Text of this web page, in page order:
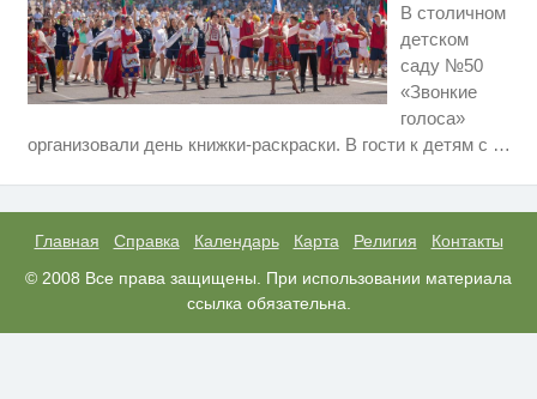
В столичном
детском
саду №50
«Звонкие
голоса»
организовали день книжки-раскраски. В гости к детям с …
Главная Справка Календарь Карта Религия
Контакты
© 2008 Все права защищены. При использовании материала
ссылка обязательна.
вы будете в шоке от увиденного
i
Рак начинается не с боли:
онколог назвал первый «тихий»
признак болезни